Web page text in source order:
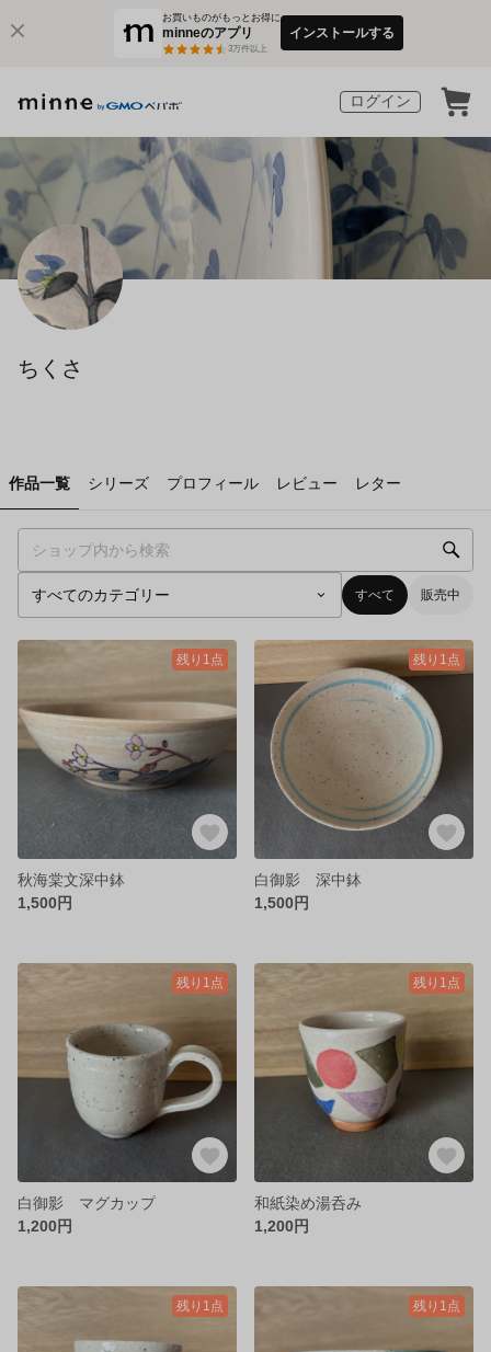
お買いものがもっとお得に
minneのアプリ
3万件以上
インストールする
ログイン
ちくさ
作品一覧 シリーズ プロフィール レビュー レター
すべて 販売中
残り1点
秋海棠文深中鉢
1,500円
残り1点
白御影 深中鉢
1,500円
残り1点
白御影 マグカップ
1,200円
残り1点
和紙染め湯呑み
1,200円
残り1点 残り1点